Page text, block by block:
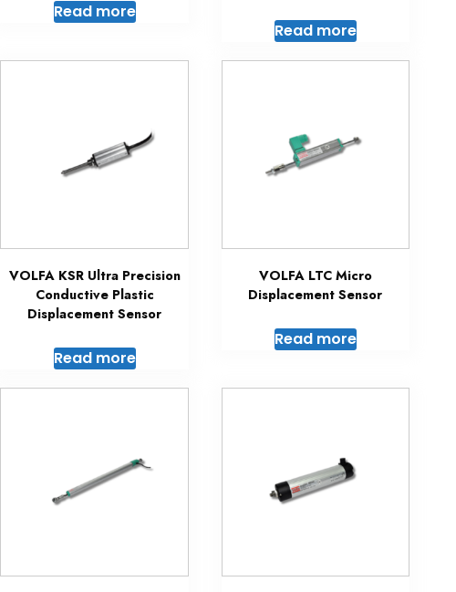
Read more
Read more
VOLFA KSR Ultra Precision
Conductive Plastic
Displacement Sensor
Read more
VOLFA LTC Micro
Displacement Sensor
Read more